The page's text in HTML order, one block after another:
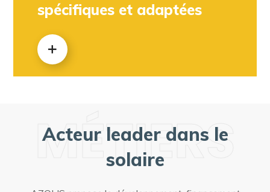
spécifiques et adaptées
Acteur leader dans le
solaire
MÉTIERS